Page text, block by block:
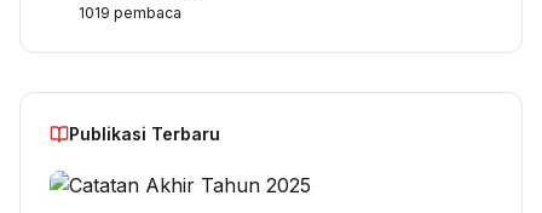
1019 pembaca
Publikasi Terbaru